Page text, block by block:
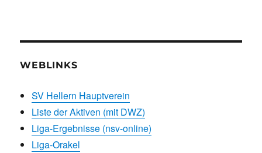
WEBLINKS
SV Hellern Hauptverein
Liste der Aktiven (mit DWZ)
Liga-Ergebnisse (nsv-online)
Liga-Orakel